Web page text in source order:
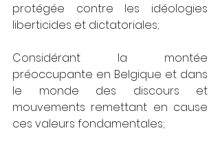
protégée contre les idéologies
liberticides et dictatoriales;
Considérant la montée
préoccupante en Belgique et dans
le monde des discours et
mouvements remettant en cause
ces valeurs fondamentales;